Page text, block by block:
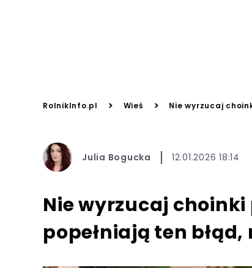
RolnikInfo.pl > Wieś > Nie wyrzucaj
Julia Bogucka 12.01.2026 18:14
Nie wyrzucaj
popełniają ten